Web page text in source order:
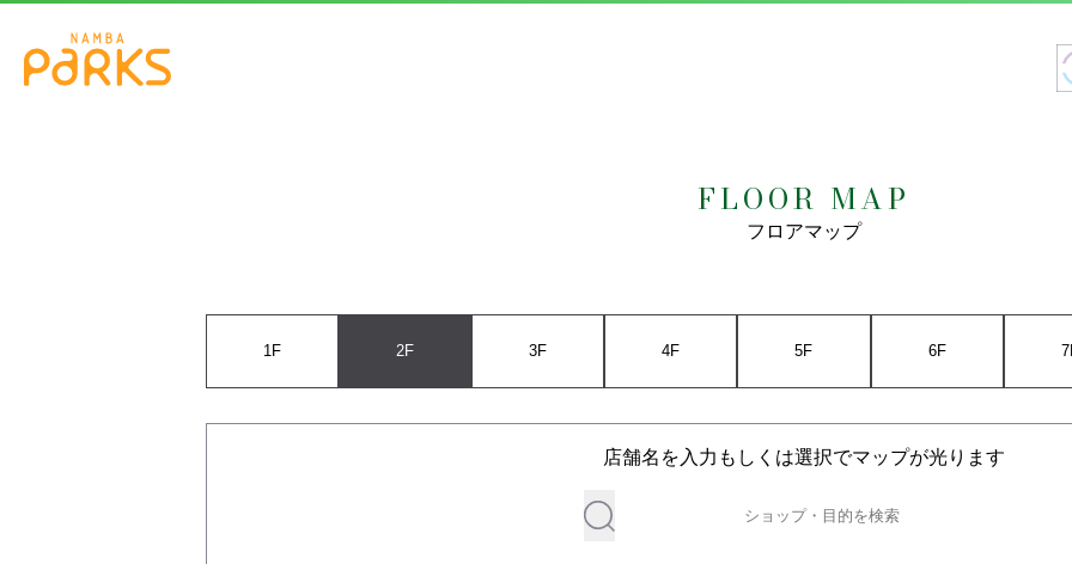
FLOOR MAP
フロアマップ
1F 2F 3F 4F 5F 6F
店舗名を入力もしくは選択でマップが光ります